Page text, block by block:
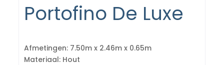
Portofino De Luxe
Afmetingen: 7.50m x 2.46m x 0.65m
Materiaal: Hout